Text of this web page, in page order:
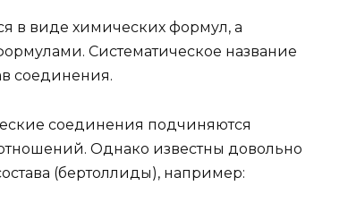
в виде химических формул, а
Систематическое название
соединения.
соединения подчиняются
отношений. Однако известны довольно
(бертоллиды), например: